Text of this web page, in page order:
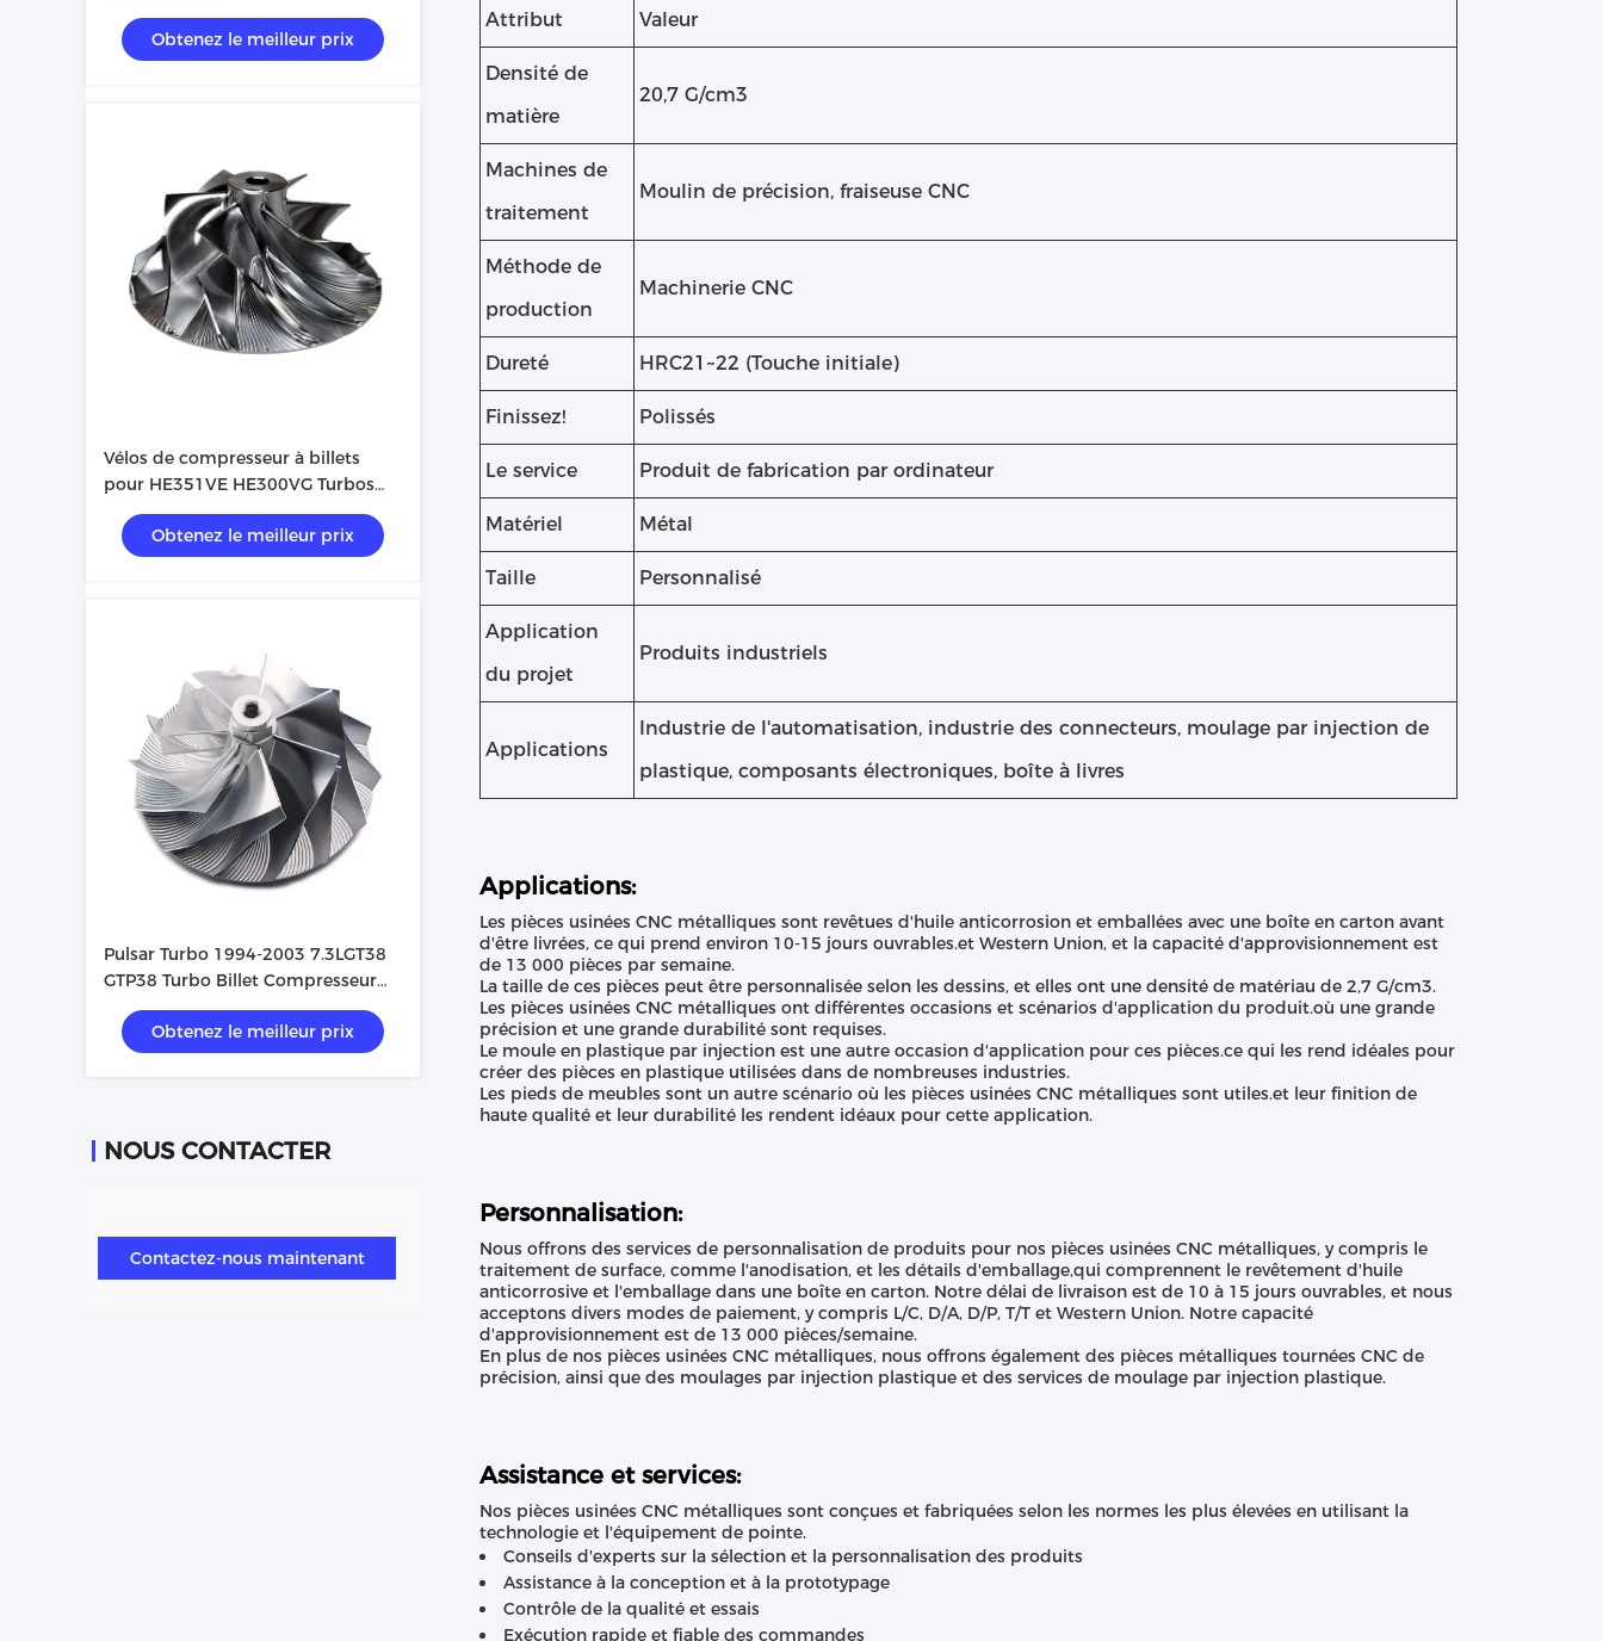
Obtenez le meilleur prix
Vélos de compresseur à billets
pour HE351VE HE300VG Turbos
6.7l Cummins
Obtenez le meilleur prix
Pulsar Turbo 1994-2003 7.3LGT38
GTP38 Turbo Billet Compresseur
roue
Obtenez le meilleur prix
NOUS CONTACTER
Contactez-nous maintenant
Attribut Valeur
Densité de
matière
20,7 G/cm3
Machines de
traitement
Moulin de précision, fraiseuse CNC
Méthode de
production
Machinerie CNC
Dureté HRC21~22 (Touche initiale)
Finissez! Polissés
Le service Produit de fabrication par ordinateur
Matériel Métal
Taille Personnalisé
Application
du projet
Produits industriels
Applications
Industrie de l'automatisation, industrie des connecteurs, moulage par injection de
plastique, composants électroniques, boîte à livres
Applications:
Les pièces usinées CNC métalliques sont revêtues d'huile anticorrosion et emballées avec une boîte en carton avant
d'être livrées, ce qui prend environ 10-15 jours ouvrables.et Western Union, et la capacité d'approvisionnement est
de 13 000 pièces par semaine.
La taille de ces pièces peut être personnalisée selon les dessins, et elles ont une densité de matériau de 2,7 G/cm3.
Les pièces usinées CNC métalliques ont différentes occasions et scénarios d'application du produit.où une grande
précision et une grande durabilité sont requises.
Le moule en plastique par injection est une autre occasion d'application pour ces pièces.ce qui les rend idéales pour
créer des pièces en plastique utilisées dans de nombreuses industries.
Les pieds de meubles sont un autre scénario où les pièces usinées CNC métalliques sont utiles.et leur finition de
haute qualité et leur durabilité les rendent idéaux pour cette application.
Personnalisation:
Nous offrons des services de personnalisation de produits pour nos pièces usinées CNC métalliques, y compris le
traitement de surface, comme l'anodisation, et les détails d'emballage,qui comprennent le revêtement d'huile
anticorrosive et l'emballage dans une boîte en carton. Notre délai de livraison est de 10 à 15 jours ouvrables, et nous
acceptons divers modes de paiement, y compris L/C, D/A, D/P, T/T et Western Union. Notre capacité
d'approvisionnement est de 13 000 pièces/semaine.
En plus de nos pièces usinées CNC métalliques, nous offrons également des pièces métalliques tournées CNC de
précision, ainsi que des moulages par injection plastique et des services de moulage par injection plastique.
Assistance et services:
Nos pièces usinées CNC métalliques sont conçues et fabriquées selon les normes les plus élevées en utilisant la
technologie et l'équipement de pointe.
Conseils d'experts sur la sélection et la personnalisation des produits
Assistance à la conception et à la prototypage
Contrôle de la qualité et essais
Exécution rapide et fiable des commandes